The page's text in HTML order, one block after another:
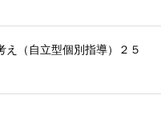
え（自立型個別指導）２５